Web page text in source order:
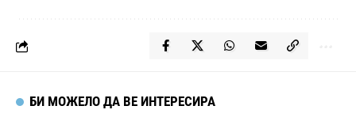
БИ МОЖЕЛО ДА ВЕ ИНТЕРЕСИРА